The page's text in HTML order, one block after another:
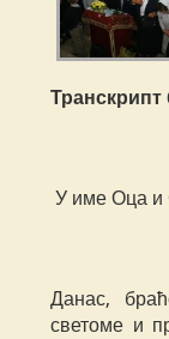
Транскрипт
У име Оца и
Данас,
светоме и